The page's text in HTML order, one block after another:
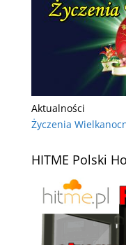
Aktualności
Życzenia
HITME Polski